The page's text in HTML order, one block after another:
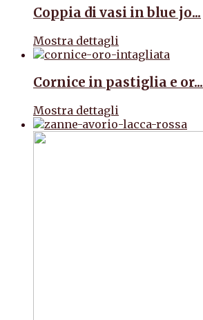
Coppia di vasi in blue jo...
Mostra dettagli
Cornice in pastiglia e or...
Mostra dettagli